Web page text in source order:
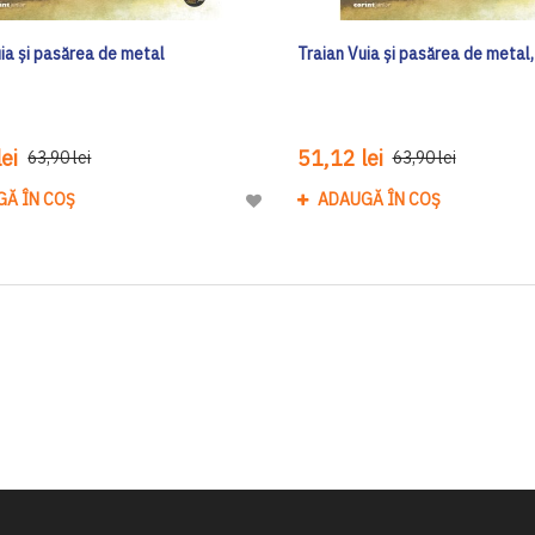
și pasărea de metal
63,90 lei
ÎN COȘ
Adaugă
de
Traian Vuia și pasărea de
51,12 lei 63,90 lei
ADAUGĂ ÎN COȘ